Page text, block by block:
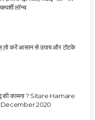
लॉन्च
करें आसान से उपाय और टोटके
की कामना ? Sitare Hamare
December 2020